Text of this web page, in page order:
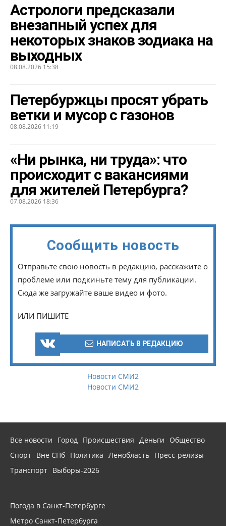
Астрологи предсказали
внезапный успех для
некоторых знаков зодиака на
выходных
08.08.2026 15:38
Петербуржцы просят убрать
ветки и мусор с газонов
08.08.2026 11:19
«Ни рынка, ни труда»: что
происходит с вакансиями
для жителей Петербурга?
07.08.2026 18:36
Сообщить новость
Отправьте свою новость в редакцию, расскажите о
проблеме или подкиньте тему для публикации.
Сюда же загружайте ваше видео и фото.
ИЛИ ПИШИТЕ
НАПИСАТЬ В РЕДАКЦИЮ
Новости СМИ2
Новости СМИ2
Все новости Город Происшествия Деньги
Общество
Спорт Вне СПб Политика Ленобласть Пресс-релизы
Транспорт Выборы-2026
Погода в Санкт-Петербурге
Метро Санкт-Петербурга